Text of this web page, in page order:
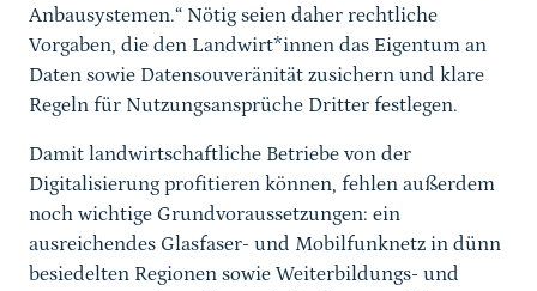
Anbausystemen.“ Nötig seien daher rechtliche
Vorgaben, die den Landwirt*innen das Eigentum an
Daten sowie Datensouveränität zusichern und klare
Regeln für Nutzungsansprüche Dritter festlegen.
Damit landwirtschaftliche Betriebe von der
Digitalisierung profitieren können, fehlen außerdem
noch wichtige Grundvoraussetzungen: ein
ausreichendes Glasfaser- und Mobilfunknetz in dünn
besiedelten Regionen sowie Weiterbildungs- und